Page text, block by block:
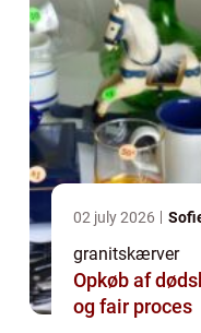
02 july 2026
granitskærver
Opkøb af dødsbo sådan foregår
og fair proces